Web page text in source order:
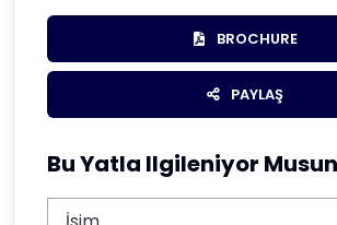
BROCHURE
PAYLAŞ
Bu Yatla Ilgileniyor